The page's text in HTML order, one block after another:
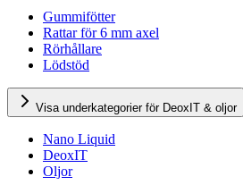
Gummifötter
Rattar för 6 mm axel
Rörhållare
Lödstöd
Visa underkategorier för DeoxIT & oljor
Nano Liquid
DeoxIT
Oljor